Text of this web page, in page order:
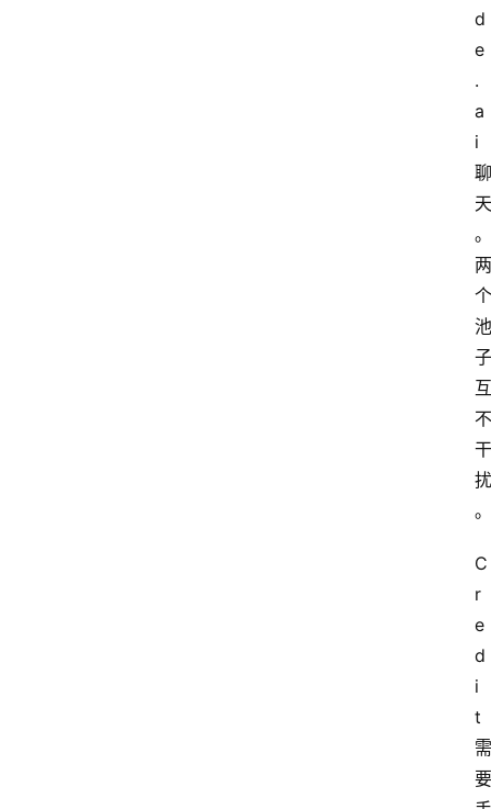
d
e
.
a
i
聊
天
。
两
个
池
子
互
不
干
扰
。
C
r
e
d
i
t
需
要